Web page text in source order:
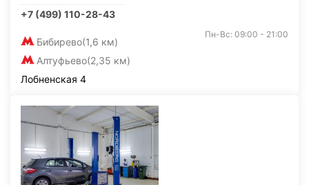
+7 (499) 110-28-43
Бибирево(1,6 км)
Алтуфьево(2,35 км)
Пн-Вс: 09:00 - 21:00
Лобненская 4